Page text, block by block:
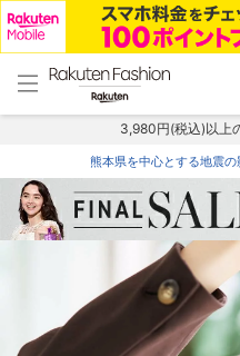
menu home
トップ
3,980円(税込)以上
熊本県を中心とする地震